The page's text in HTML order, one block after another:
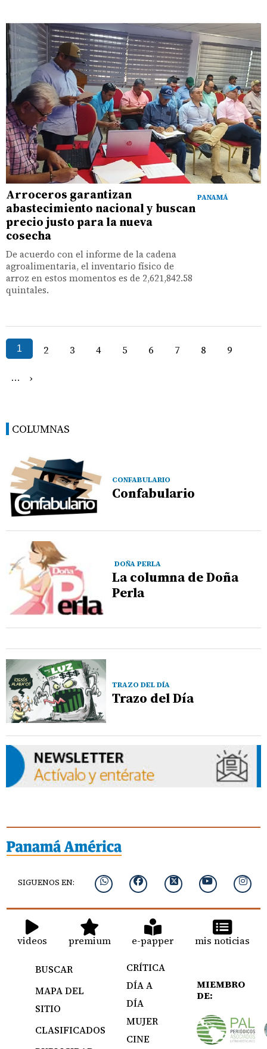
PANAMÁ
Arroceros garantizan
abastecimiento nacional y buscan
precio justo para la nueva
cosecha
De acuerdo con el informe de la cadena
agroalimentaria, el inventario físico de
arroz en estos momentos es de 2,621,842.58
quintales.
1 2 3 4 5 6 7 8 9
… ›
COLUMNAS
CONFABULARIO
Confabulario
DOÑA PERLA
La columna de Doña
Perla
TRAZO DEL DÍA
Trazo del Día
SIGUENOS EN:
videos premium e-papper mis noticias
BUSCAR
MAPA DEL
SITIO
CLASIFICADOS
CRÍTICA
DÍA A
DÍA
MUJER
CINE
MIEMBRO
DE: